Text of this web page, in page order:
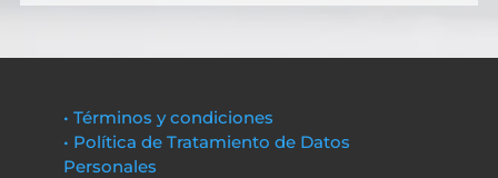
• Términos y condiciones
• Política de Tratamiento de Datos
Personales